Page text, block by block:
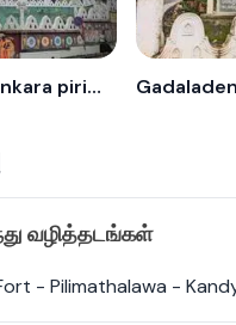
Shashthralankara piriwena - Pilimatalawa
வழித்தடங்கள்
- Pilimathalawa -